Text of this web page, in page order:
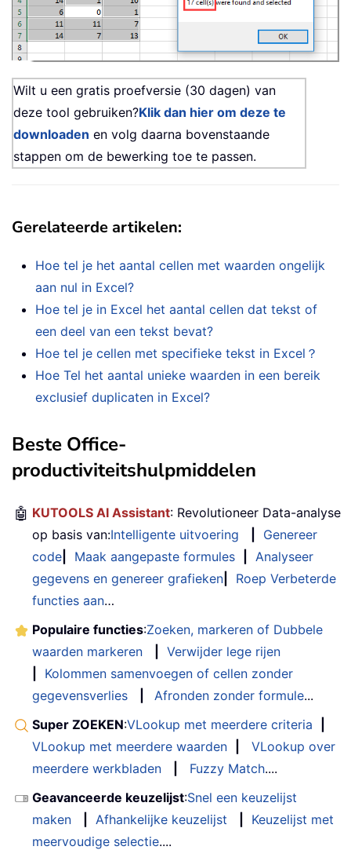
Wilt u een gratis proefversie (30 dagen) van
deze tool gebruiken?Klik dan hier om deze te
downloaden en volg daarna bovenstaande
stappen om de bewerking toe te passen.
Gerelateerde artikelen:
Hoe tel je het aantal cellen met waarden ongelijk
aan nul in Excel?
Hoe tel je in Excel het aantal cellen dat tekst of
een deel van een tekst bevat?
Hoe tel je cellen met specifieke tekst in Excel？
Hoe Tel het aantal unieke waarden in een bereik
exclusief duplicaten in Excel?
Beste Office-
productiviteitshulpmiddelen
🤖 KUTOOLS AI Assistant: Revolutioneer Data-analyse
op basis van:Intelligente uitvoering
Genereer
code
Maak aangepaste formules
Analyseer
gegevens en genereer grafieken
Roep Verbeterde
functies aan…
Populaire functies:Zoeken, markeren of Dubbele
waarden markeren
Verwijder lege rijen
Kolommen samenvoegen of cellen zonder
gegevensverlies
Afronden zonder formule...
Super ZOEKEN:VLookup met meerdere criteria
VLookup met meerdere waarden
VLookup over
meerdere werkbladen
Fuzzy Match....
Geavanceerde keuzelijst:Snel een keuzelijst
maken
Afhankelijke keuzelijst
Keuzelijst met
meervoudige selectie....